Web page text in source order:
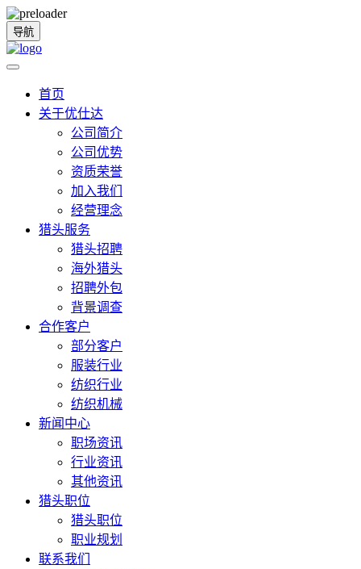
导航
首页
关于优仕达
公司简介
公司优势
资质荣誉
加入我们
经营理念
猎头服务
猎头招聘
海外猎头
招聘外包
背景调查
合作客户
部分客户
服装行业
纺织行业
纺织机械
新闻中心
职场资讯
行业资讯
其他资讯
猎头职位
猎头职位
职业规划
联系我们